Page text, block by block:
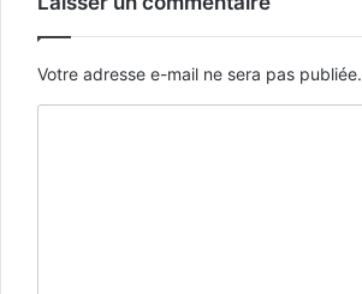
Votre adresse e-mail ne sera pas publiée.